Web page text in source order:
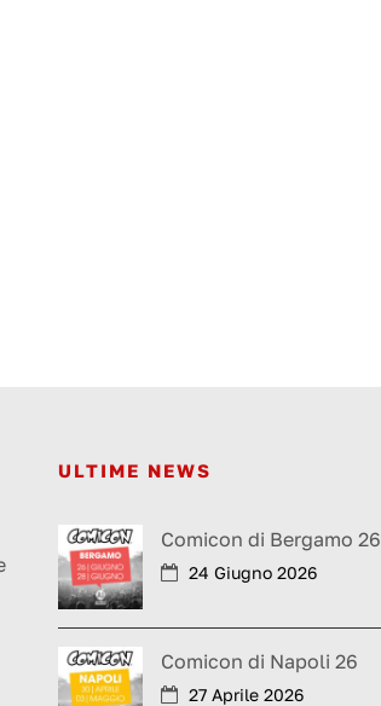
ULTIME NEWS
Comicon di Bergamo 26
24 Giugno 2026
Comicon di Napoli 26
27 Aprile 2026